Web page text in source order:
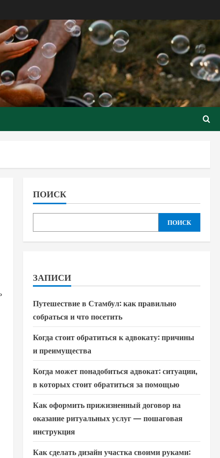
ПОИСК
ПОИСК
ЗАПИСИ
Путешествие в Стамбул: как правильно
собраться и что посетить
Когда стоит обратиться к адвокату: причины
и преимущества
Когда может понадобиться адвокат: ситуации,
в которых стоит обратиться за помощью
Как оформить прижизненный договор на
оказание ритуальных услуг — пошаговая
инструкция
Как сделать дизайн участка своими руками: